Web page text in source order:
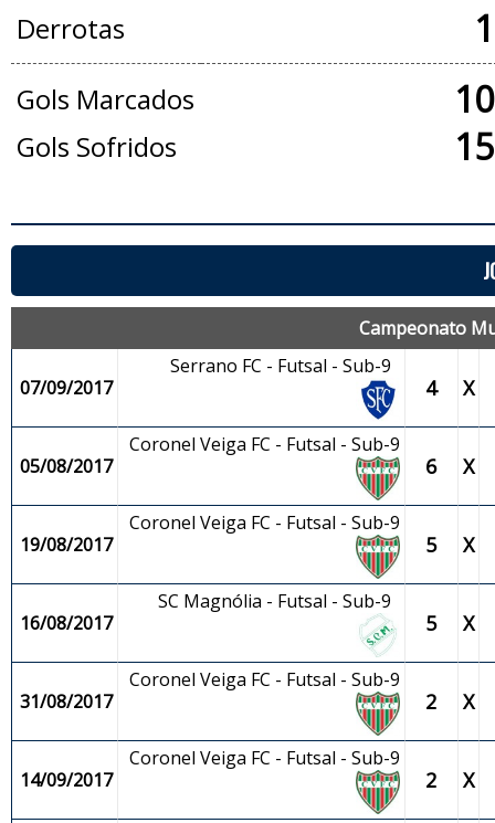
Derrotas
Gols Marcados
Gols Sofridos
Campeonato
07/09/2017
Serrano FC - Futsal - Sub-9
4 X
05/08/2017
Coronel Veiga FC - Futsal - Sub-9
6 X
19/08/2017
Coronel Veiga FC - Futsal - Sub-9
5 X
16/08/2017
SC Magnólia - Futsal - Sub-9
5 X
31/08/2017
Coronel Veiga FC - Futsal - Sub-9
2 X
14/09/2017
Coronel Veiga FC - Futsal - Sub-9
2 X